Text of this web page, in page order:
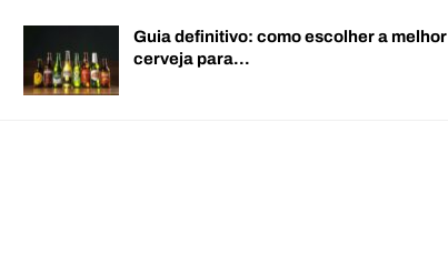
Guia definitivo: como escolher a melhor
cerveja para…